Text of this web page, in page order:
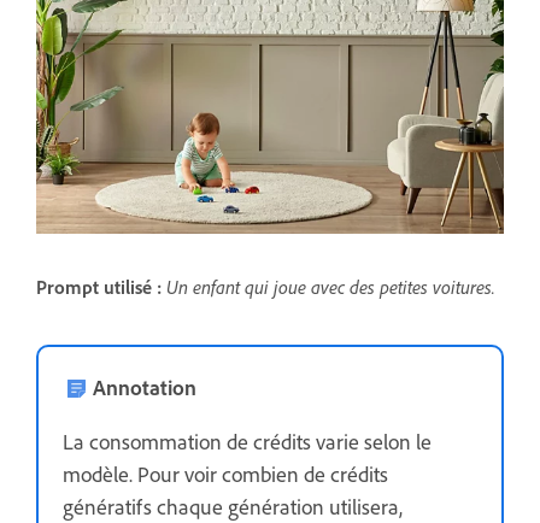
Prompt utilisé : Un enfant qui joue avec des petites voitures.
Annotation
La consommation de crédits varie selon le
modèle. Pour voir combien de crédits
génératifs chaque génération utilisera,